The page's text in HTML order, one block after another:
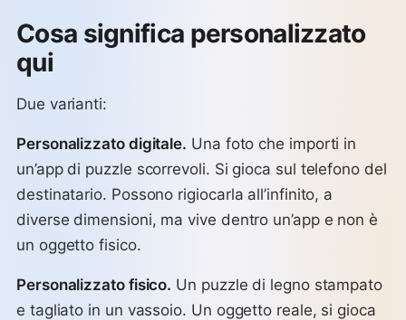
Cosa significa personalizzato
qui
Due varianti:
Personalizzato digitale. Una foto che importi in
un’app di puzzle scorrevoli. Si gioca sul telefono del
destinatario. Possono rigiocarla all’infinito, a
diverse dimensioni, ma vive dentro un’app e non è
un oggetto fisico.
Personalizzato fisico. Un puzzle di legno stampato
e tagliato in un vassoio. Un oggetto reale, si gioca